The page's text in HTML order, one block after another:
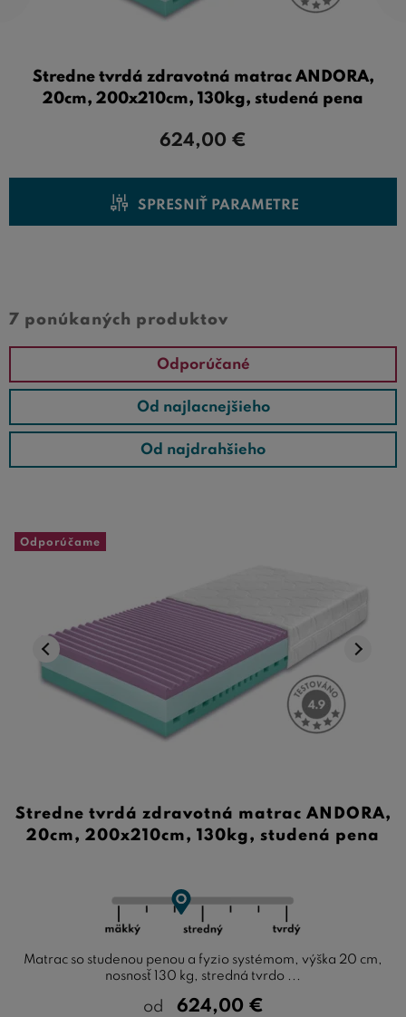
Stredne tvrdá zdravotná matrac ANDORA,
20cm, 200x210cm, 130kg, studená pena
624,00 €
SPRESNIŤ PARAMETRE
7 ponúkaných produktov
Odporúčané
Od najlacnejšieho
Od najdrahšieho
Odporúčame
Stredne tvrdá zdravotná matrac ANDORA,
20cm, 200x210cm, 130kg, studená pena
Matrac so studenou penou a fyzio systémom, výška 20 cm,
nosnosť 130 kg, stredná tvrdo ...
od 624,00 €